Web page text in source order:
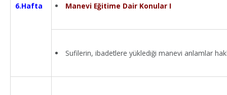
6.Hafta Manevi Eğitime Dair Konular I
Sufilerin, ibadetlere yüklediği manevi anlamlar